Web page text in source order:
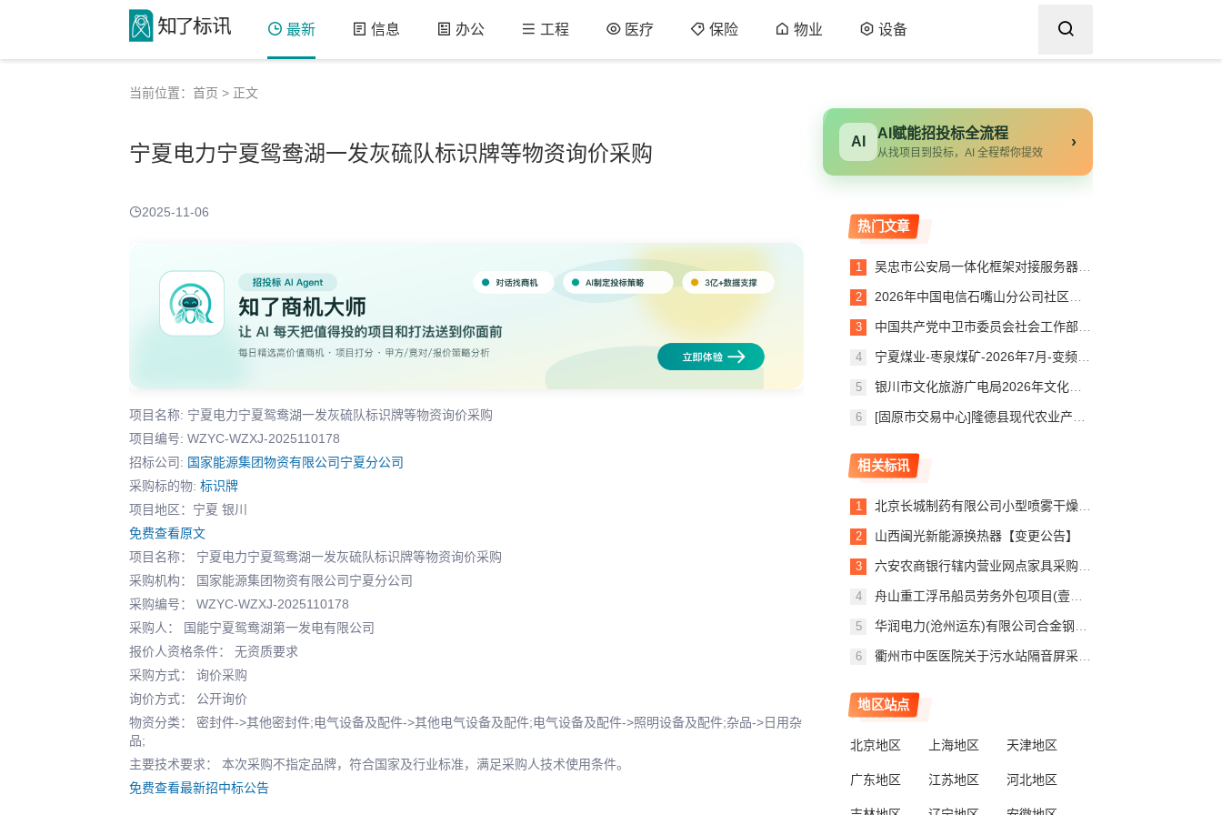
最新 信息 办公 工程 医疗 保险 物业 设备
当前位置： 首页 > 正文
宁夏电力宁夏鸳鸯湖一发灰硫队标识牌等物资询价采购
2025-11-06
项目名称: 宁夏电力宁夏鸳鸯湖一发灰硫队标识牌等物资询价采购
项目编号: WZYC-WZXJ-2025110178
招标公司: 国家能源集团物资有限公司宁夏分公司
采购标的物: 标识牌
项目地区：宁夏 银川
免费查看原文
项目名称： 宁夏电力宁夏鸳鸯湖一发灰硫队标识牌等物资询价采购
采购机构： 国家能源集团物资有限公司宁夏分公司
采购编号： WZYC-WZXJ-2025110178
采购人： 国能宁夏鸳鸯湖第一发电有限公司
报价人资格条件： 无资质要求
采购方式： 询价采购
询价方式： 公开询价
物资分类： 密封件->其他密封件;电气设备及配件->其他电气设备及配件;电气设备及配件->照明设备及配件;杂品->日用杂
品;
主要技术要求： 本次采购不指定品牌，符合国家及行业标准，满足采购人技术使用条件。
免费查看最新招中标公告
AI
AI赋能招投标全流程
从找项目到投标，AI 全程帮你提效
›
热门文章
吴忠市公安局一体化框架对接服务器项目验收报告
2026年中国电信石嘴山分公司社区治理服务平台建设项目（第二次）询比公告
中国共产党中卫市委员会社会工作部购买操作系统及办公软件成交公告
宁夏煤业-枣泉煤矿-2026年7月-变频器配件-（大连汇川）-(JXH)
银川市文化旅游广电局2026年文化旅游活动第三方绩效评估项目竞争性磋商公告
[固原市交易中心]隆德县现代农业产业园规模养殖场建设项目隆德县现代农业产业园规模养殖场建设项目一标段合同信息公示
相关标讯
北京长城制药有限公司小型喷雾干燥设备采购项目询价终止公告
山西闽光新能源换热器【变更公告】
六安农商银行辖内营业网点家具采购项目终止公告
舟山重工浮吊船员劳务外包项目(壹年期）[2429-MP-2607-001582]变更公告
华润电力(沧州运东)有限公司合金钢管采购变更公告
衢州市中医医院关于污水站隔音屏采购项目（第二次）的废标公告
地区站点
北京地区 上海地区 天津地区
广东地区 江苏地区 河北地区